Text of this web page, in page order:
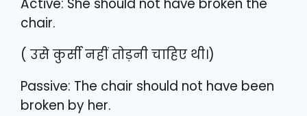
Active: She should not have broken the
chair.
( उसे कुर्सी नहीं तोड़नी चाहिए थी।)
Passive: The chair should not have been
broken by her.